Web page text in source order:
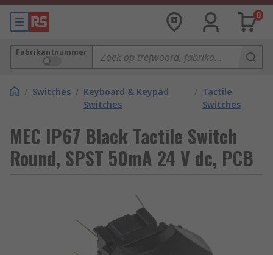
0
Fabrikantnummer
/ Switches / Keyboard & Keypad
Switches
/ Tactile
Switches
MEC IP67 Black Tactile Switch
Round, SPST 50mA 24 V dc, PCB